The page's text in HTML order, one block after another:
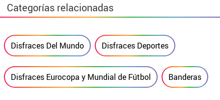
Categorías relacionadas
Disfraces Del Mundo Disfraces Deportes
Disfraces Eurocopa y Mundial de Fútbol Banderas